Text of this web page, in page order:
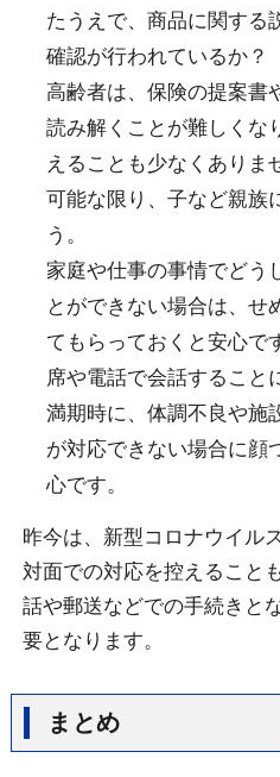
たうえで、商品に関する
確認が行われているか？
高齢者は、保険の提案書
読み解くことが難しくな
えることも少なくありま
可能な限り、子など親族
う。
家庭や仕事の事情でどう
とができない場合は、せ
てもらっておくと安心で
席や電話で会話すること
満期時に、体調不良や施
が対応できない場合に顔
心です。
昨今は、新型コロナウイル
対面での対応を控えること
話や郵送などでの手続きと
要となります。
まとめ